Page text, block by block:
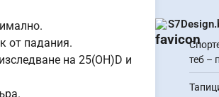
от падания.
на 25(OH)D и
теб –